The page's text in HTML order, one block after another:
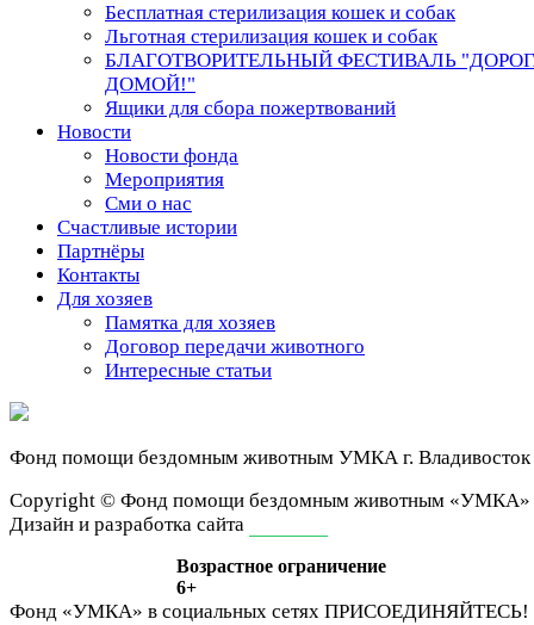
Бесплатная стерилизация кошек и собак
Льготная стерилизация кошек и собак
БЛАГОТВОРИТЕЛЬНЫЙ ФЕСТИВАЛЬ
ДОМОЙ!"
Ящики для сбора пожертвований
Новости
Новости фонда
Мероприятия
Сми о нас
Счастливые истории
Партнёры
Контакты
Для хозяев
Памятка для хозяев
Договор передачи животного
Интересные статьи
Фонд помощи бездомным животным УМКА г. Владивосток
Сopyright © Фонд помощи бездомным животным «УМКА»
Дизайн и разработка сайта
Возрастное ограничение
6+
Фонд «УМКА» в социальных сетях ПРИСОЕДИНЯЙТЕСЬ!